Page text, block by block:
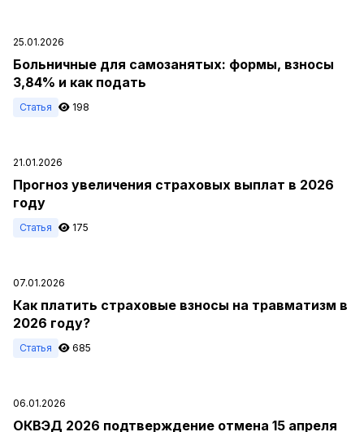
25.01.2026
Больничные для самозанятых: формы, взносы
3,84% и как подать
Статья 198
21.01.2026
Прогноз увеличения страховых выплат в 2026
году
Статья 175
07.01.2026
Как платить страховые взносы на травматизм в
2026 году?
Статья 685
06.01.2026
ОКВЭД 2026 подтверждение отмена 15 апреля